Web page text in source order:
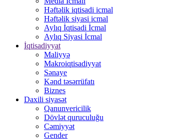
Həftəlik iqtisadi icmal
Həftəlik siyasi icmal
Aylıq İqtisadi İcmal
Aylıq Siyasi İcmal
İqtisadiyyat
Maliyyə
Makroiqtisadiyyat
Sənaye
Kənd təsərrüfatı
Biznes
Daxili siyasət
Qanunvericilik
Dövlət quruculuğu
Cəmiyyət
Gender